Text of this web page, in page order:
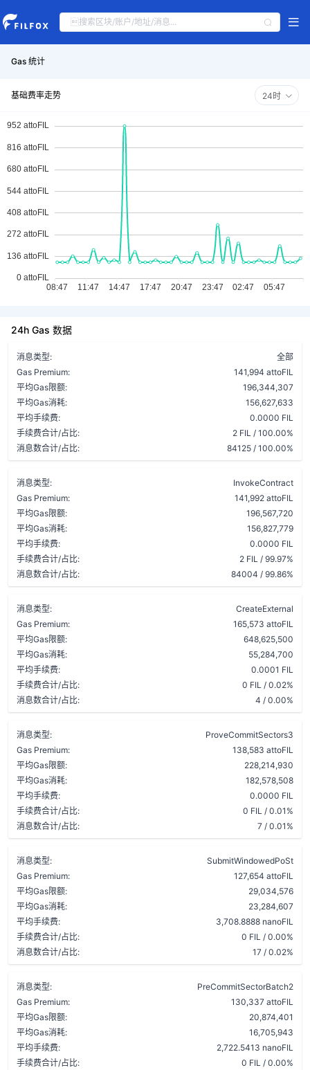
Gas 统计
基础费率走势 24时
24h Gas 数据
消息类型:
全部
Gas Premium:
141,994 attoFIL
平均Gas限额:
196,344,307
平均Gas消耗:
156,627,633
平均手续费:
0.0000 FIL
手续费合计/占比:
2 FIL / 100.00%
消息数合计/占比:
84125 / 100.00%
消息类型:
InvokeContract
Gas Premium:
141,992 attoFIL
平均Gas限额:
196,567,720
平均Gas消耗:
156,827,779
平均手续费:
0.0000 FIL
手续费合计/占比:
2 FIL / 99.97%
消息数合计/占比:
84004 / 99.86%
消息类型:
CreateExternal
Gas Premium:
165,573 attoFIL
平均Gas限额:
648,625,500
平均Gas消耗:
55,284,700
平均手续费:
0.0001 FIL
手续费合计/占比:
0 FIL / 0.02%
消息数合计/占比:
4 / 0.00%
消息类型:
ProveCommitSectors3
Gas Premium:
138,583 attoFIL
平均Gas限额:
228,214,930
平均Gas消耗:
182,578,508
平均手续费:
0.0000 FIL
手续费合计/占比:
0 FIL / 0.01%
消息数合计/占比:
7 / 0.01%
消息类型:
SubmitWindowedPoSt
Gas Premium:
127,654 attoFIL
平均Gas限额:
29,034,576
平均Gas消耗:
23,284,607
平均手续费:
3,708.8888 nanoFIL
手续费合计/占比:
0 FIL / 0.00%
消息数合计/占比:
17 / 0.02%
消息类型:
PreCommitSectorBatch2
Gas Premium:
130,337 attoFIL
平均Gas限额:
20,874,401
平均Gas消耗:
16,705,943
平均手续费:
2,722.5413 nanoFIL
手续费合计/占比:
0 FIL / 0.00%